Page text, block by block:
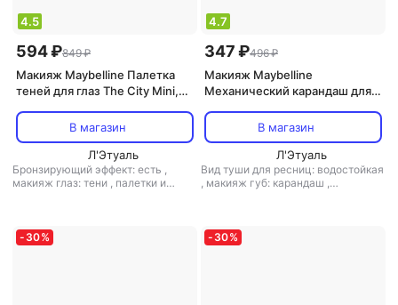
4.5
594 ₽849 ₽
Макияж Maybelline Палетка
теней для глаз The City Mini,
Neutrals, 6 грВ магазин
Л'Этуаль
Бронзирующий эффект: есть ,
макияж глаз: тени , палетки и
4.7
347 ₽496 ₽
Макияж Maybelline
Механический карандаш для
оттенок 64 Чайная роза, 1 г
В магазин
Л'Этуаль
Вид туши для ресниц: водостойкая
, макияж губ: карандаш ,
финиш: кремовый
- 30% - 30%